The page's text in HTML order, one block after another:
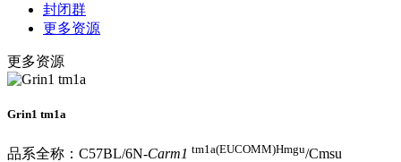
封闭群
更多资源
更多资源
Grin1 tm1a
品系全称：C57BL/6N-Carm1 tm1a(EUCOMM)Hmgu/Cmsu